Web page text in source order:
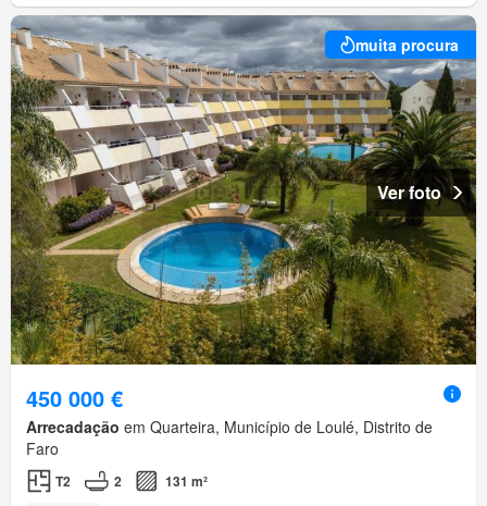
muita procura
Ver foto
450 000 €
Arrecadação em Quarteira, Município de Loulé, Distrito de
Faro
T2 2 131 m²